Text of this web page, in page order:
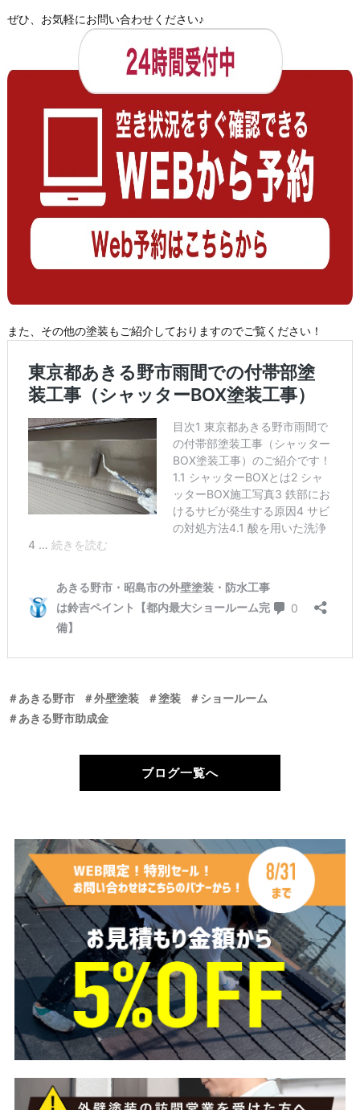
ぜひ、お気軽にお問い合わせください♪
また、その他の塗装もご紹介しておりますのでご覧ください！
＃あきる野市 ＃外壁塗装 ＃塗装
＃ショールーム
＃あきる野市助成金
ブログ一覧へ